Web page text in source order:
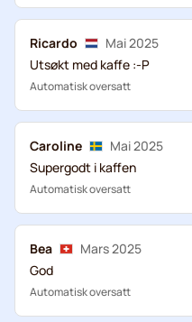
Ricardo
Mai 2025
Utsøkt med kaffe :-P
Automatisk oversatt
Caroline
Mai 2025
Supergodt i kaffen
Automatisk oversatt
Bea
Mars 2025
God
Automatisk oversatt